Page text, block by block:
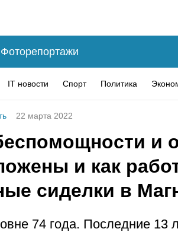
Фоторепортажи
IT новости Спорт Политика
22 марта 2022
и
и как
сиделки в
74 года. Последние 13